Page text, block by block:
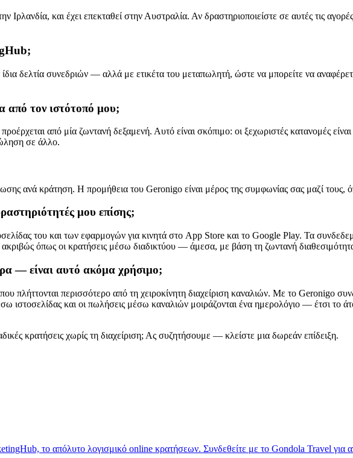
και έχει επεκταθεί στην Αυστραλία. Αν δραστηριοποιείστε σε αυτές τις
δελτία συνεδριών — αλλά με ετικέτα του μεταπωλητή, ώστε να μπορείτε να
τον ιστότοπό μου;
από μία ζωντανή δεξαμενή. Αυτό είναι σκόπιμο: οι ξεχωριστές κατανομές
σε άλλο.
ανά κράτηση. Η προμήθεια του Geronigo είναι μέρος της συμφωνίας σας μαζί τους,
μου επίσης;
του και των εφαρμογών για κινητά στο App Store και το Google Play. Τα
όπως οι κρατήσεις μέσω διαδικτύου — άμεσα, με βάση τη ζωντανή
— είναι αυτό ακόμα χρήσιμο;
πλήττονται περισσότερο από τη χειροκίνητη διαχείριση καναλιών. Με το Geronigo
ιστοσελίδας και οι πωλήσεις μέσω καναλιών μοιράζονται ένα ημερολόγιο — έτσι το
κρατήσεις χωρίς τη διαχείριση; Ας συζητήσουμε — κλείστε μια δωρεάν επίδειξη.
το απόλυτο λογισμικό online κρατήσεων. Συνδεθείτε με το Gondola Travel για